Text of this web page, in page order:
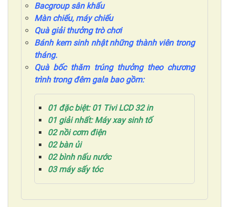
Bacgroup sân khấu
Màn chiếu, máy chiếu
Quà giải thưởng trò chơi
Bánh kem sinh nhật những thành viên trong
tháng.
Quà bốc thăm trúng thưởng theochương
trình trongđêm galabao gồm:
01 đặc biệt: 01 Tivi LCD 32 in
01 giải nhất: Máy xay sinh tố
02 nồi cơm điện
02 bàn ủi
02 bình nấu nước
03 máy sấy tóc